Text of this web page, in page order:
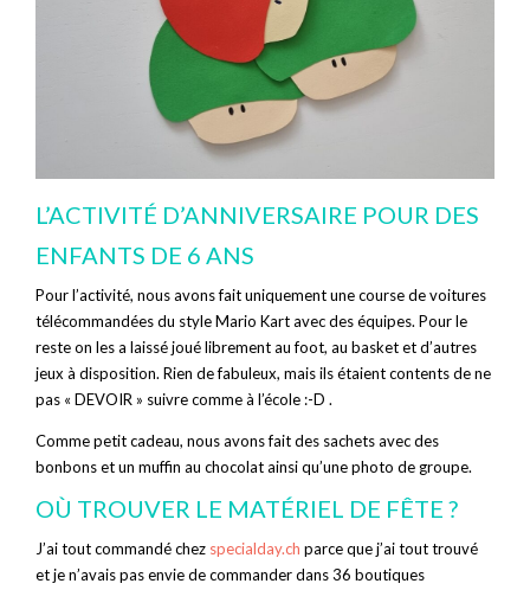
L’ACTIVITÉ D’ANNIVERSAIRE POUR DES
ENFANTS DE 6 ANS
Pour l’activité, nous avons fait uniquement une course de voitures
télécommandées du style Mario Kart avec des équipes. Pour le
reste on les a laissé joué librement au foot, au basket et d’autres
jeux à disposition. Rien de fabuleux, mais ils étaient contents de ne
pas « DEVOIR » suivre comme à l’école :-D .
Comme petit cadeau, nous avons fait des sachets avec des
bonbons et un muffin au chocolat ainsi qu’une photo de groupe.
OÙ TROUVER LE MATÉRIEL DE FÊTE ?
J’ai tout commandé chez specialday.ch parce que j’ai tout trouvé
et je n’avais pas envie de commander dans 36 boutiques